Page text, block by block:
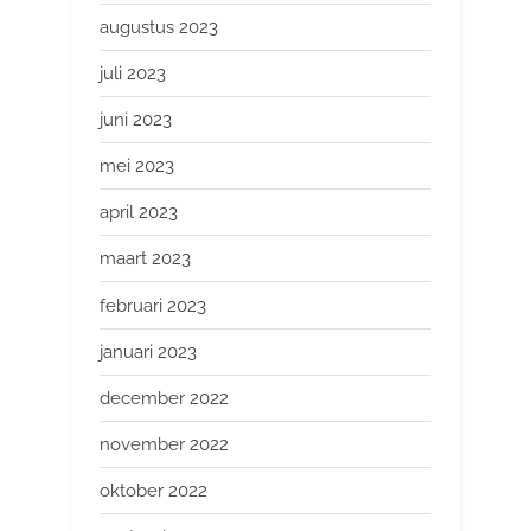
augustus 2023
juli 2023
juni 2023
mei 2023
april 2023
maart 2023
februari 2023
januari 2023
december 2022
november 2022
oktober 2022